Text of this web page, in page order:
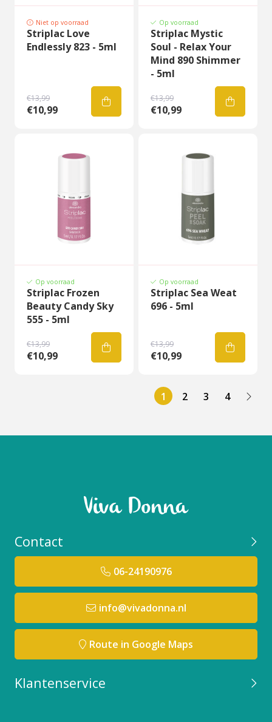
Niet op voorraad
Striplac Love
Endlessly 823 - 5ml
€13,99
€10,99
Op voorraad
Striplac Mystic
Soul - Relax Your
Mind 890 Shimmer
- 5ml
€13,99
€10,99
Op voorraad
Striplac Frozen
Beauty Candy Sky
555 - 5ml
€13,99
€10,99
Op voorraad
Striplac Sea Weat
696 - 5ml
€13,99
€10,99
1 2 3 4
Contact
06-24190976
info@vivadonna.nl
Route in Google Maps
Klantenservice